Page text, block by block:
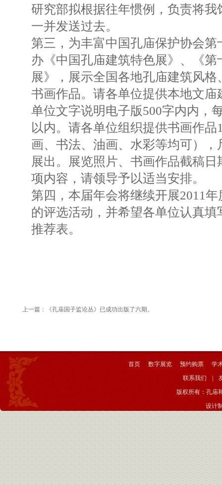
研究部拟根据往年惯例，负责将
一并发送过去。
第三，为丰富中国孔庙保护协会
办《中国孔庙建筑特色展》、《
展》，展示全国各地孔庙建筑风
书画作品。请各单位提供本地文
单位文字说明电子版500字内内，
以内。请各单位组织提供书画作
画、书法、油画、水彩等均可），
展出。展览照片、书画作品截稿
项内容，请领导予以适当安排。
第四，本届年会将继续开展2011
的评选活动，并希望各单位认真
推荐表。
上一篇： 《孔庙国子监论丛》已成功出版了六期。
首页 数字展览 预约购票
学
联系我们
版权所有：孔庙
设计